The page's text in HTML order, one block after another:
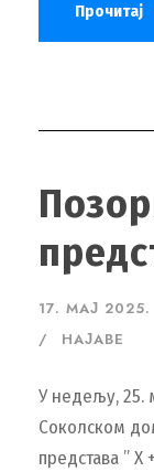
Прочитај
17. МАЈ 2025.
НАЈАВЕ
У недељу, 25.
Соколском
представа ” X